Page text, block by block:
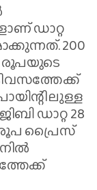
ഡാറ്റ
200
രൂപയുടെ
ദിവസത്തേക്ക്
ഡാറ്റ 28
രൂപ പ്രൈസ്